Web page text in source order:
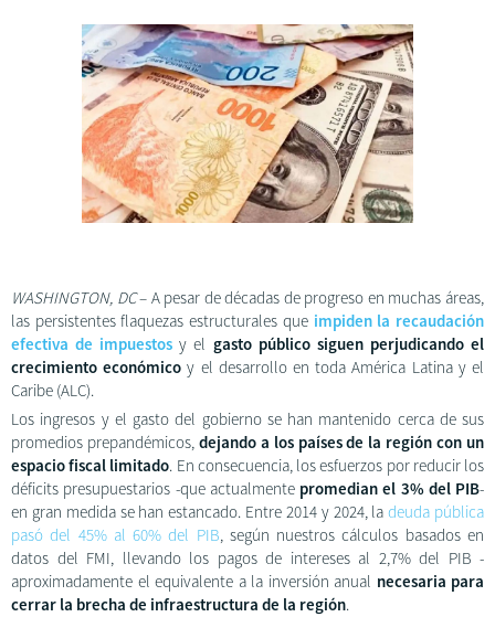
WASHINGTON, DC– A pesar de décadas de progreso en muchas áreas,
las persistentes flaquezas estructurales que impiden la recaudación
efectiva de impuestos y el gasto público siguen perjudicando el
crecimiento económico y el desarrollo en toda América Latina y el
Caribe (ALC).
Los ingresos y el gasto del gobierno se han mantenido cerca de sus
promedios prepandémicos, dejando a los países de la región con un
espacio fiscal limitado. En consecuencia, los esfuerzos por reducir los
déficits presupuestarios -que actualmente promedian el 3% del PIB-
en gran medida se han estancado. Entre 2014 y 2024, la deuda pública
pasó del 45% al 60% del PIB, según nuestros cálculos basados en
datos del FMI, llevando los pagos de intereses al 2,7% del PIB -
aproximadamente el equivalente a la inversión anual necesaria para
cerrar la brecha de infraestructura de la región.